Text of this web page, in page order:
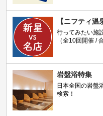
【ニフティ温
行ってみたい施
（全10回開催 /
岩盤浴特集
日本全国の岩盤
検索！